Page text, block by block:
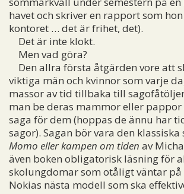
havet och skriver en rapport som
kontoret … det är frihet, det).
Det är inte klokt.
Men vad göra?
Den allra första åtgärden vore att
viktiga män och kvinnor som varje
massor av tid tillbaka till
man be deras mammor eller
saga för dem (hoppas de ännu har
sagor). Sagan bör vara den
Momo eller kampen om tiden av
även boken obligatorisk läsning för
skolungdomar som otåligt väntar på
Nokias nästa modell som ska